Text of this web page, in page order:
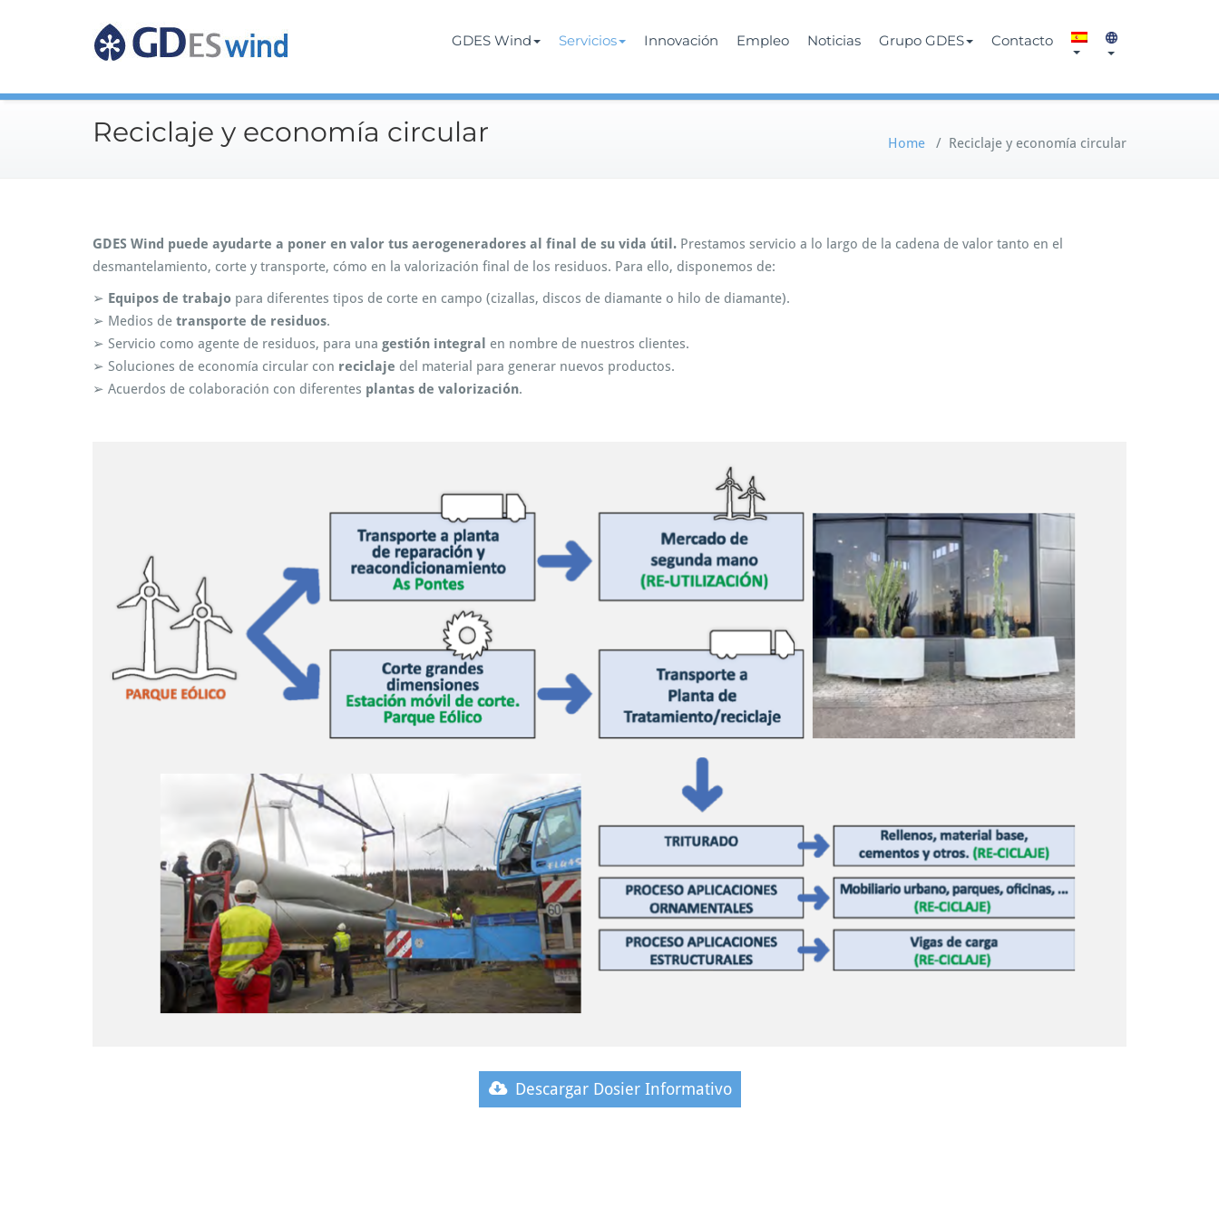
GDES WindGDES Wind Servicios Innovación Empleo Noticias Grupo GDES Contacto
Reciclaje y economía circular Home / Reciclaje y economía circular
GDES Wind puede ayudarte a poner en valor tus aerogeneradores al final de su vida útil. Prestamos servicio a lo largo de la cadena de valor tanto en el
desmantelamiento, corte y transporte, cómo en la valorización final de los residuos. Para ello, disponemos de:
➢ Equipos de trabajo para diferentes tipos de corte en campo (cizallas, discos de diamante o hilo de diamante).
➢ Medios de transporte de residuos.
➢ Servicio como agente de residuos, para una gestión integral
en nombre de nuestros clientes.
➢ Soluciones de economía circular con reciclaje del material para generar nuevos productos.
➢ Acuerdos de colaboración con diferentes plantas de valorización.
Descargar Dosier Informativo